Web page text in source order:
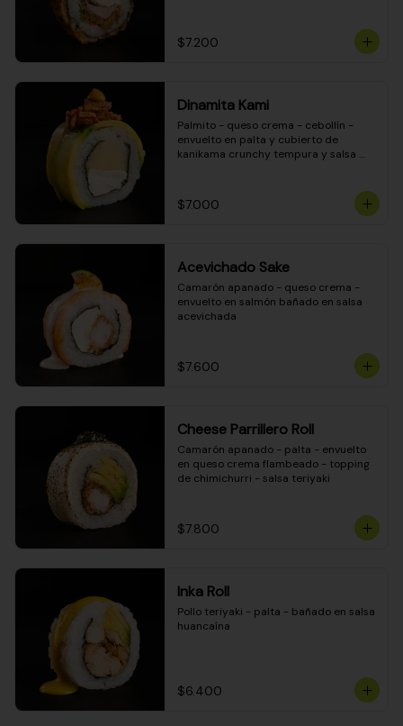
$7.200
Dinamita Kami
Palmito - queso crema - cebollín -
envuelto en palta y cubierto de
kanikama crunchy tempura y salsa
$7.000
Acevichado Sake
Camarón apanado - queso crema -
envuelto en salmón bañado en salsa
acevichada
$7.600
Cheese Parrillero Roll
Camarón apanado - palta - envuelto
en queso crema flambeado - topping
de chimichurri - salsa teriyaki
$7.800
Inka Roll
Pollo teriyaki - palta - bañado en salsa
huancaína
$6.400